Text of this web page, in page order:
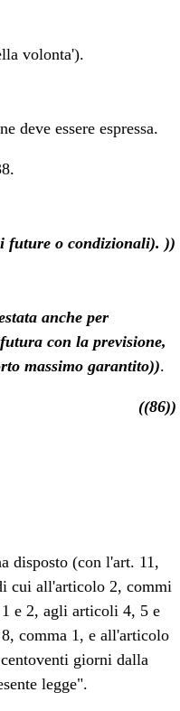
volonta').
deve essere espressa.
future o condizionali). ))
anche per
con la previsione,
massimo garantito)).
((86))
disposto (con l'art. 11,
cui all'articolo 2, commi
e 2, agli articoli 4, 5 e
comma 1, e all'articolo
giorni dalla
legge".